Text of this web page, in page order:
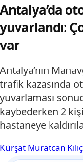
Antalya’da
yuvarlandı:
var
Antalya’nın
trafik kazasında
yuvarlaması
kaybederken 2
hastaneye
Kürşat Muratcan Kılıç